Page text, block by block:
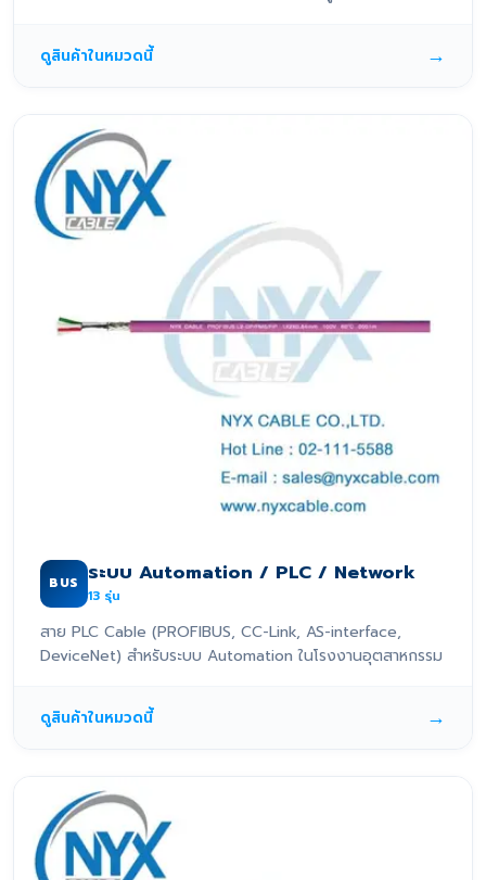
ดูสินค้าในหมวดนี้ →
BUS ระบบ Automation / PLC / Network
13 รุ่น
สาย PLC Cable (PROFIBUS, CC-Link, AS-interface,
DeviceNet) สำหรับระบบ Automation ในโรงงานอุตสาหกรรม
ดูสินค้าในหมวดนี้ →